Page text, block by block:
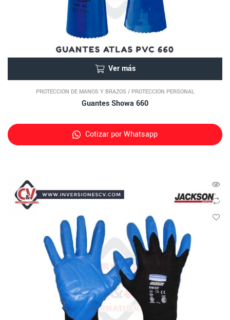
Ver más
PROTECCIÓN DE MANOS Y BRAZOS / PROTECCIÓN PERSONAL
Guantes Showa 660
Cotizar por Whatsapp